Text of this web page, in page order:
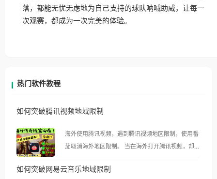
落，都能无忧无虑地为自己支持的球队呐喊助威，让每一
次观赛，都成为一次完美的体验。
热门软件教程
如何突破腾讯视频地域限制
海外使用腾讯视频，遇到腾讯视频地区限制，使用番
茄取消海外地区限制。 当在海外打开腾讯视频，却突
示语。 海外用户如香港、澳门、台湾、美国、加拿
如何突破网易云音乐地域限制